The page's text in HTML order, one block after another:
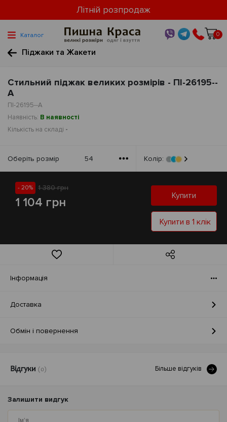
Літній розпродаж
Каталог 0
Піджаки та Жакети
Стильний піджак великих розмірів - ПІ-26195--
А
ПІ-26195--А
Наявність: В наявності
Кількість на складі -
Оберiть розмiр 54 Колір:
- 20% 1 380 грн
1 104 грн Купити
Купити в 1 клік
Iнформація
Доставка
Обмін і повернення
Відгуки (0) Бiльше вiдгукiв
Залишити видгук